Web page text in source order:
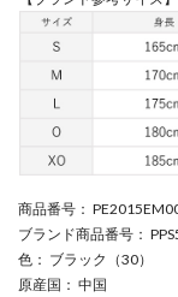
商品番号 ：
ブランド商品番号 ：
色 ： ブラック（30）
原産国 ： 中国